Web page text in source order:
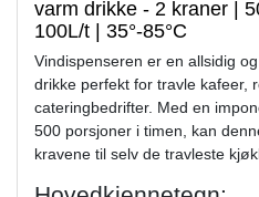
varm drikke - 2 kraner |
100L/t | 35°-85°C
Vindispenseren er en allsidig
drikke perfekt for travle kafeer,
cateringbedrifter. Med en
500 porsjoner i timen, kan
kravene til selv de travleste